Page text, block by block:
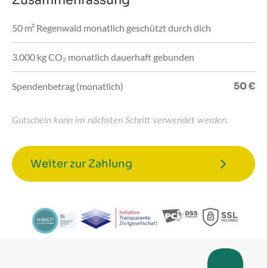
50 m² Regenwald monatlich geschützt durch dich
3.000 kg CO₂ monatlich dauerhaft gebunden
Spendenbetrag (monatlich) 50€
Gutschein kann im nächsten Schritt verwendet werden.
Weiter zur Zahlung